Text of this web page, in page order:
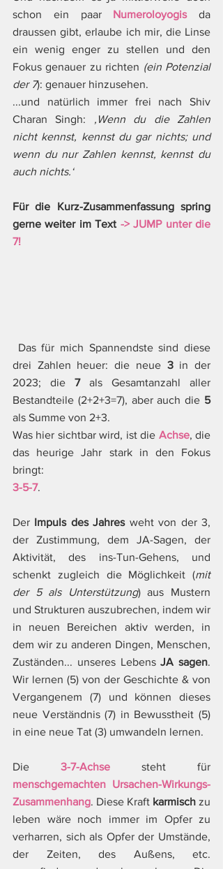
schon ein paar Numeroloyogis da
draussen gibt, erlaube ich mir, die Linse
ein wenig enger zu stellen und den
Fokus genauer zu richten (ein Potenzial
der 7): genauer hinzusehen.
...und natürlich immer frei nach Shiv
Charan Singh: ‚Wenn du die Zahlen
nicht kennst, kennst du gar nichts; und
wenn du nur Zahlen kennst, kennst du
auch nichts.‘
Für die Kurz-Zusammenfassung spring
gerne weiter im Text -> JUMP unter die
7!
drei Zahlen heuer: die neue 3 in der
2023; die 7 als Gesamtanzahl aller
Bestandteile (2+2+3=7), aber auch die 5
als Summe von 2+3.
Was hier sichtbar wird, ist die Achse, die
das heurige Jahr stark in den Fokus
bringt:
3-5-7.
Der Impuls des Jahres weht von der 3,
der Zustimmung, dem JA-Sagen, der
Aktivität, des ins-Tun-Gehens, und
schenkt zugleich die Möglichkeit (mit
der 5 als Unterstützung) aus Mustern
und Strukturen auszubrechen, indem wir
in neuen Bereichen aktiv werden, in
dem wir zu anderen Dingen, Menschen,
Zuständen... unseres Lebens JA sagen.
Wir lernen (5) von der Geschichte & von
Vergangenem (7) und können dieses
neue Verständnis (7) in Bewusstheit (5)
in eine neue Tat (3) umwandeln lernen.
Die 3-7-Achse
menschgemachten Ursachen-Wirkungs-
Zusammenhang. Diese Kraft karmisch zu
leben wäre noch immer im Opfer zu
verharren, sich als Opfer der Umstände,
der Zeiten, des Außens, etc.